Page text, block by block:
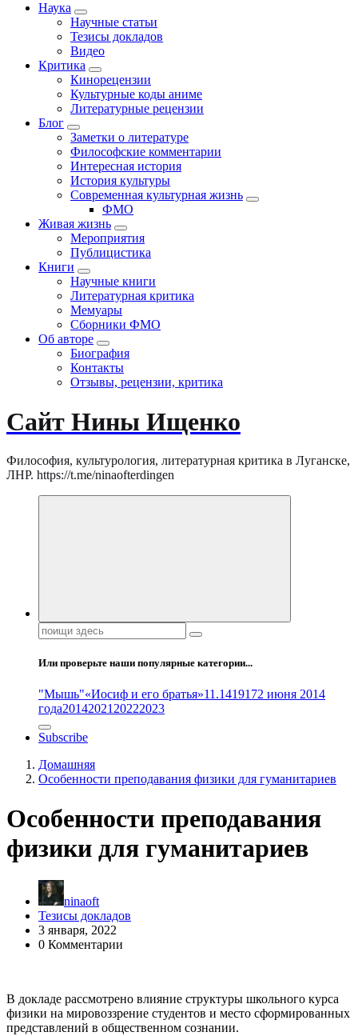
Наука
Научные статьи
Тезисы докладов
Видео
Критика
Кинорецензии
Культурные коды аниме
Литературные рецензии
Блог
Заметки о литературе
Философские комментарии
Интересная история
История культуры
Современная культурная жизнь
ФМО
Живая жизнь
Мероприятия
Публицистика
Книги
Научные книги
Литературная критика
Мемуары
Сборники ФМО
Об авторе
Биография
Контакты
Отзывы, рецензии, критика
Сайт Нины Ищенко
Философия, культурология, литературная критика в Луганске,
ЛНР. https://t.me/ninaofterdingen
Поиск:
Или проверьте наши популярные категории...
"Мышь"«Иосиф и его братья»11.1419172 июня 2014
года2014202120222023
Subscribe
Домашняя
Особенности преподавания физики для гуманитариев
Особенности преподавания
физики для гуманитариев
ninaoft
Тезисы докладов
3 января, 2022
0 Комментарии
В докладе рассмотрено влияние структуры школьного курса
физики на мировоззрение студентов и место сформированных
представлений в общественном сознании.